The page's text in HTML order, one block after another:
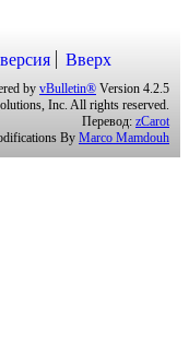
Вверх
by vBulletin® Version 4.2.5
Inc. All rights reserved.
Перевод: zCarot
By Marco Mamdouh